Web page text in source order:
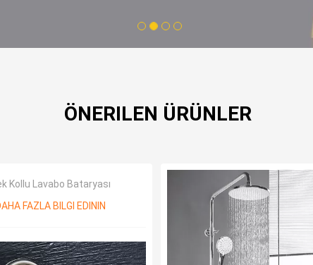
1 2 3 4
ÖNERILEN ÜRÜNLER
Kollu Lavabo Bataryası
FAZLA BILGI EDININ